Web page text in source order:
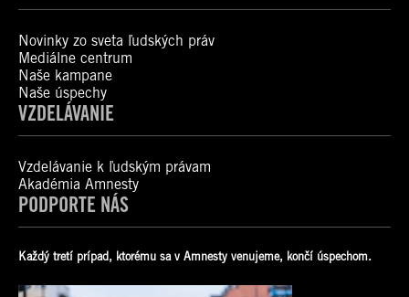
Novinky zo sveta ľudských práv
Mediálne centrum
Naše kampane
Naše úspechy
VZDELÁVANIE
Vzdelávanie k ľudským právam
Akadémia Amnesty
PODPORTE NÁS
Každý tretí prípad, ktorému sa v Amnesty venujeme, končí úspechom.